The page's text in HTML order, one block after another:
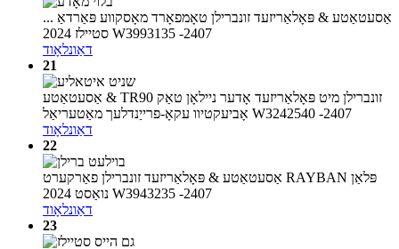
אַסעטאַטע & פּאָלאַריזעד זונברילן טאָמפאָרד מאָסקווע פּאַרדאַ ...
סטיילז 2024 W3993135 -2407
דאַונלאָוד
21
אַסעטאַטע & TR90 זונברילן מיט פּאָלאַריזעד אָדער ניילאָן טאַק
אָביעקטיוו עקאָ-פרייַנדלעך מאַטעריאַל W3242540 -2407
דאַונלאָוד
22
אַסעטאַטע & פּאָלאַריזעד זונברילן פאַרקערט RAYBAN פּלאַן
נואַסט 2024 W3943235 -2407
דאַונלאָוד
23